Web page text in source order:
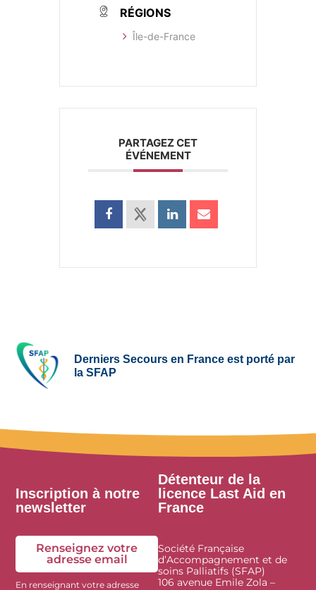
RÉGIONS
​Île-de-France
PARTAGEZ CET
ÉVÉNEMENT
Derniers Secours en France est porté par
la SFAP
Inscription à notre
newsletter
Renseignez votre
adresse email
En renseignant votre adresse
Détenteur de la
licence Last Aid en
France
Société Française
d’Accompagnement et de
soins Palliatifs (SFAP)
106 avenue Emile Zola –